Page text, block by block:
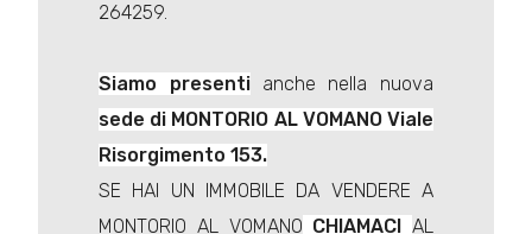
264259.
Siamo presentianche nella nuova
sede di MONTORIO AL VOMANO Viale
Risorgimento 153.
SE HAI UN IMMOBILE DA VENDERE A
MONTORIO AL VOMANO CHIAMACI AL